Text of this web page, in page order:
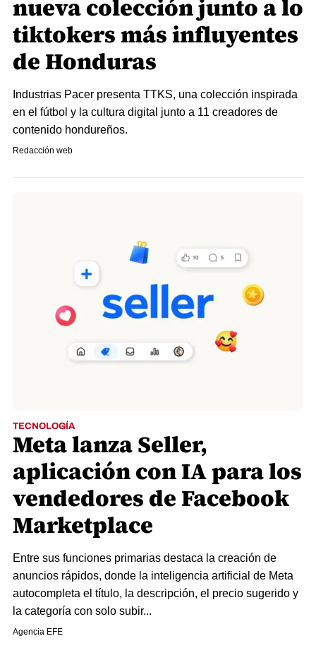
nueva colección junto a lo
tiktokers más influyentes
de Honduras
Industrias Pacer presenta TTKS, una colección inspirada
en el fútbol y la cultura digital junto a 11 creadores de
contenido hondureños.
Redacción web
TECNOLOGÍA
Meta lanza Seller,
aplicación con IA para los
vendedores de Facebook
Marketplace
Entre sus funciones primarias destaca la creación de
anuncios rápidos, donde la inteligencia artificial de Meta
autocompleta el título, la descripción, el precio sugerido y
la categoría con solo subir...
Agencia EFE